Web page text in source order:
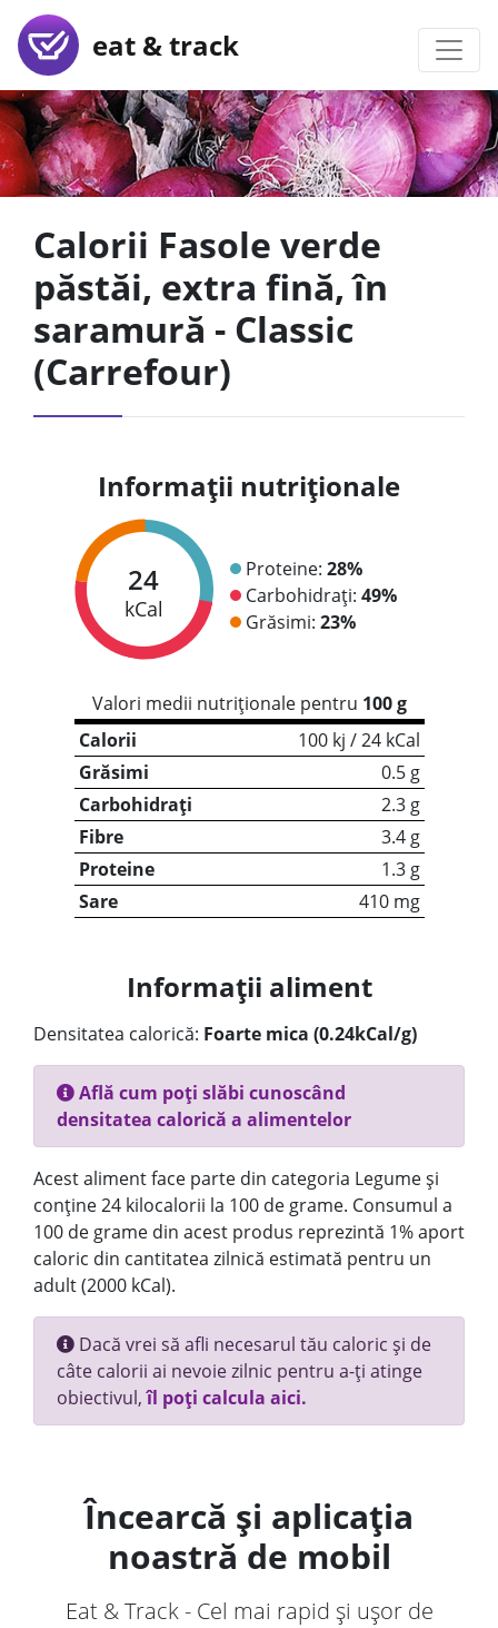
eat & track
Calorii Fasole verde
păstăi, extra fină, în
saramură - Classic
(Carrefour)
Informații nutriționale
24
kCal
Proteine: 28%
Carbohidrați: 49%
Grăsimi: 23%
Valori medii nutriționale pentru 100 g
Calorii
100 kj / 24 kCal
Grăsimi
0.5 g
Carbohidrați
2.3 g
Fibre
3.4 g
Proteine
1.3 g
Sare
410 mg
Informații aliment
Densitatea calorică: Foarte mica (0.24kCal/g)
Află cum poți slăbi cunoscând
densitatea calorică a alimentelor
Acest aliment face parte din categoria Legume și
conține 24 kilocalorii la 100 de grame. Consumul a
100 de grame din acest produs reprezintă 1% aport
caloric din cantitatea zilnică estimată pentru un
adult (2000 kCal).
Dacă vrei să afli necesarul tău caloric și de
câte calorii ai nevoie zilnic pentru a-ți atinge
obiectivul,îl poți calcula aici.
Încearcă și aplicația
noastră de mobil
Eat & Track - Cel mai rapid și ușor de